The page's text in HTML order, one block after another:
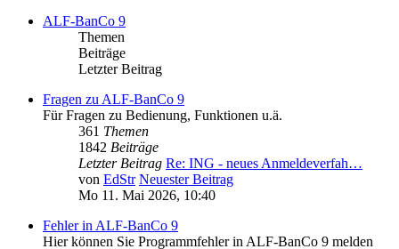
ALF-BanCo 9
Themen
Beiträge
Letzter Beitrag
Fragen zu ALF-BanCo 9
Für Fragen zu Bedienung, Funktionen u.ä.
361 Themen
1842 Beiträge
Letzter Beitrag Re: ING - neues Anmeldeverfah…
von EdStr Neuester Beitrag
Mo 11. Mai 2026, 10:40
Fehler in ALF-BanCo 9
Hier können Sie Programmfehler in ALF-BanCo 9 melden